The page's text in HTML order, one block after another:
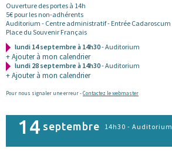
Ouverture des portes à 14h
5€ pour les non-adhérents
Auditorium - Centre administratif - Entrée Cadaroscum
Place du Souvenir Français
lundi 14 septembre à 14h30- Auditorium
+ Ajouter à mon calendrier
lundi 28 septembre à 14h30- Auditorium
+ Ajouter à mon calendrier
Pour nous signaler une erreur -Contactez le webmaster
14 septembre 14h30 - Auditorium